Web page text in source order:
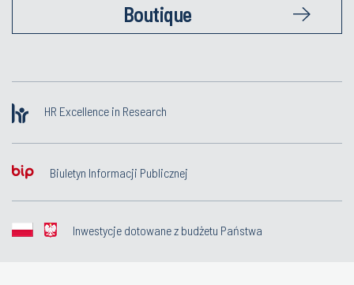
Boutique
HR Excellence in Research
Biuletyn Informacji Publicznej
Inwestycje dotowane z budżetu Państwa